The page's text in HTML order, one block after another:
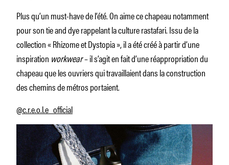
Plus qu’un must-have de l’été. On aime ce chapeau notamment
pour son tie and dye rappelant la culture rastafari. Issu de la
collection « Rhizome et Dystopia », il a été créé à partir d’une
inspiration workwear– il s’agit en fait d’une réappropriation du
chapeau que les ouvriers qui travaillaient dans la construction
des chemins de métros portaient.
@c.r.e.o.l.e_official